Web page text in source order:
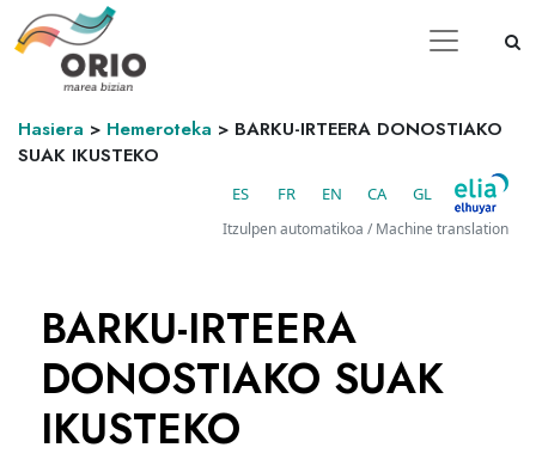
Hasiera > Hemeroteka > BARKU-IRTEERA DONOSTIAKO
SUAK IKUSTEKO
ES FR EN CA GL
Itzulpen automatikoa / Machine translation
BARKU-IRTEERA
DONOSTIAKO SUAK
IKUSTEKO